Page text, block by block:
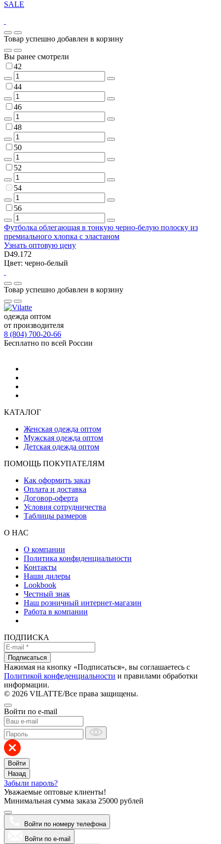
SALE
Товар успешно добавлен в корзину
Вы ранее смотрели
42
44
46
48
50
52
54
56
Футболка облегающая в тонкую черно-белую полоску из
премиального хлопка с эластаном
Узнать оптовую цену
D49.172
Цвет: черно-белый
Товар успешно добавлен в корзину
одежда оптом
от производителя
8 (804) 700-20-66
Бесплатно по всей России
КАТАЛОГ
Женская одежда оптом
Мужская одежда оптом
Детская одежда оптом
ПОМОЩЬ ПОКУПАТЕЛЯМ
Как оформить заказ
Оплата и доставка
Договор-оферта
Условия сотрудничества
Таблицы размеров
О НАС
О компании
Политика конфиденциальности
Контакты
Наши дилеры
Lookbook
Честный знак
Наш розничный интернет-магазин
Работа в компании
ПОДПИСКА
Подписаться
Нажимая на кнопку «Подписаться», вы соглашаетесь с
Политикой конфеденциальности и правилами обработки
информации.
© 2026 VILATTE/Все права защищены.
Войти по e-mail
Войти
Назад
Забыли пароль?
Уважаемые оптовые клиенты!
Минимальная сумма заказа 25000 рублей
Войти по номеру телефона
Войти по e-mail